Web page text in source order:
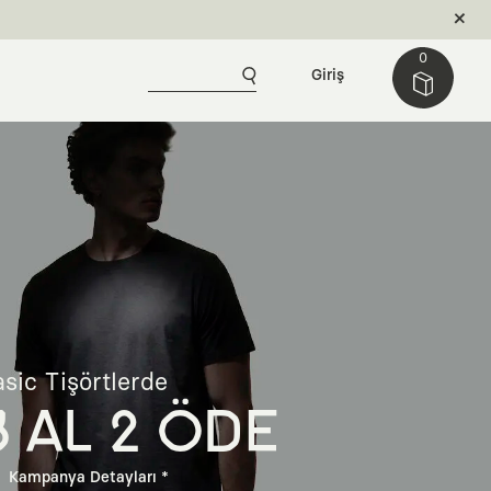
0
Giriş
Tişörtlerde
AL 2 ÖDE
Kampanya Detayları *